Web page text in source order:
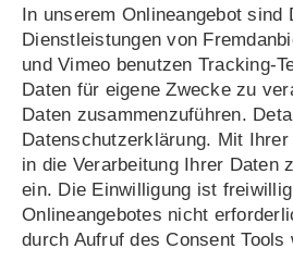
Institute
Alumni PhDs (All)
In unserem Onlineangebot sind
Dienstleistungen von
und Vimeo benutzen Tracking-
Daten für eigene Zwecke zu
Daten zusammenzuführen.
Datenschutzerklärung. Mit
in die Verarbeitung Ihrer Daten
ein. Die Einwilligung ist
Onlineangebotes nicht
durch Aufruf des Consent Tools